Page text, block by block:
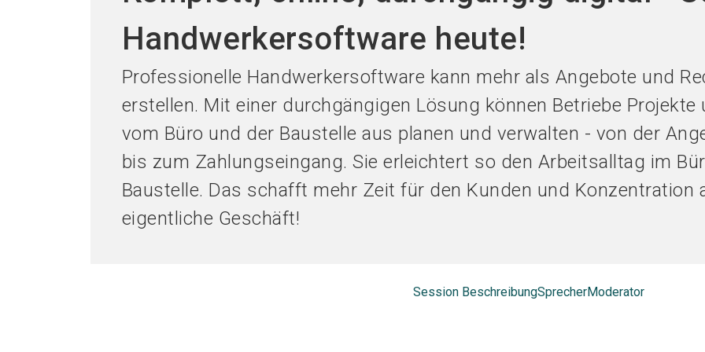
Handwerkersoftware heute!
Professionelle Handwerkersoftware kann mehr als Angebote und
erstellen. Mit einer durchgängigen Lösung können Betriebe Projekte
vom Büro und der Baustelle aus planen und verwalten - von der
bis zum Zahlungseingang. Sie erleichtert so den Arbeitsalltag im
Baustelle. Das schafft mehr Zeit für den Kunden und Konzentration
eigentliche Geschäft!
Session BeschreibungSprecherModerator